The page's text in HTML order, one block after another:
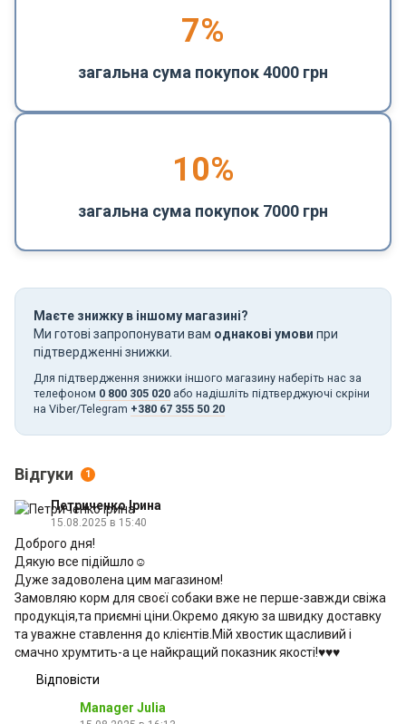
7%
загальна сума покупок 4000 грн
10%
загальна сума покупок 7000 грн
Маєте знижку в іншому магазині?
Ми готові запропонувати вам однакові умови при
підтвердженні знижки.
Для підтвердження знижки іншого магазину наберіть нас за
телефоном 0 800 305 020 або надішліть підтверджуючі скріни
на Viber/Telegram +380 67 355 50 20
Відгуки 1
Петриченко Ірина
15.08.2025 в 15:40
Доброго дня!
Дякую все підійшло☺️
Дуже задоволена цим магазином!
Замовляю корм для своєї собаки вже не перше-завжди свіжа
продукція,та приємні ціни.Окремо дякую за швидку доставку
та уважне ставлення до клієнтів.Мій хвостик щасливий і
смачно хрумтить-а це найкращий показник якості!♥️♥️♥️
Відповісти
Manager Julia